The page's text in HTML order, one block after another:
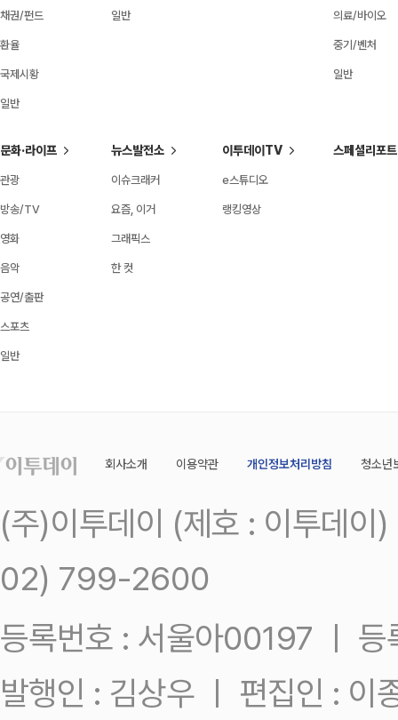
채권/펀드
환율
국제시황
일반
일반 의료/바이오
중기/벤처
일반
문화·라이프
관광
방송/TV
영화
음악
공연/출판
스포츠
일반
뉴스발전소
이슈크래커
요즘, 이거
그래픽스
한 컷
이투데이TV
e스튜디오
랭킹영상
스페셜리포트
회사소개 이용약관 개인정보처리방침 청소년
(주)이투데이 (제호 : 이투데
02) 799-2600
등록번호 : 서울아00197 ㅣ
발행인 : 김상우 ㅣ 편집인 : 이